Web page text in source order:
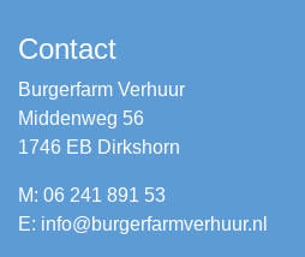
Contact
Burgerfarm Verhuur
Middenweg 56
1746 EB Dirkshorn
M: 06 241 891 53
E: info@burgerfarmverhuur.nl